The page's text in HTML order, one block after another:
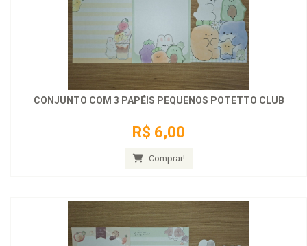
CONJUNTO COM 3 PAPÉIS PEQUENOS POTETTO CLUB
R$ 6,00
Comprar!